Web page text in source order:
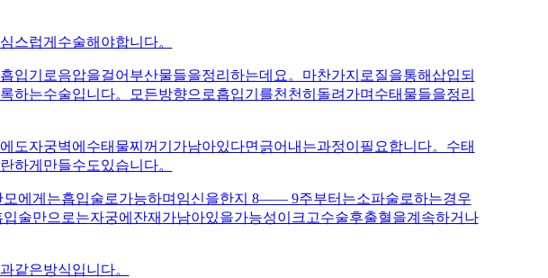
스럽게수술해야합니다。
기로음압을걸어부산물들을정리하는데요。마찬가지로질을통해삽입되
는수술입니다。모든방향으로흡입기를천천히돌려가며수태물들을정리
자궁벽에수태물찌꺼기가남아있다면긁어내는과정이필요합니다。수태
하게만들수도있습니다。
에게는흡입술로가능하며임신을한지 8—— 9주부터는소파술로하는경우
술만으로는자궁에잔재가남아있을가능성이크고수술후출혈을계속하거나
같은방식입니다。